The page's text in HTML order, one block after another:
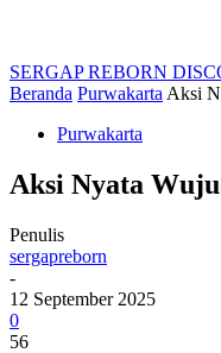
SERGAP REBORN
Beranda Purwakarta Aksi
Purwakarta
Aksi Nyata
Penulis
sergapreborn
-
12 September 2025
0
56